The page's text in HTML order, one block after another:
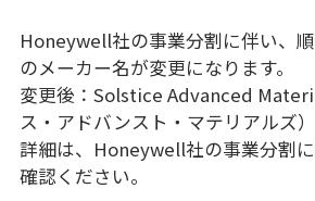
Honeywell社の事業分割に伴い、
のメーカー名が変更になります。
変更後：Solstice Advanced
ス・アドバンスト・マテリアルズ）
詳細は、Honeywell社の事業分割
確認ください。